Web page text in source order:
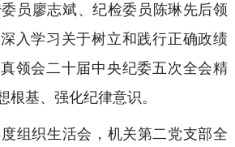
员廖志斌、纪检委员陈琳先后领
入学习关于树立和践行正确政绩
领会二十届中央纪委五次全会精
根基、强化纪律意识。
组织生活会，机关第二党支部全